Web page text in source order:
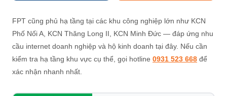
FPT cũng phủ hạ tầng tại các khu công nghiệp lớn như KCN
Phố Nối A, KCN Thăng Long II, KCN Minh Đức — đáp ứng nhu
cầu internet doanh nghiệp và hộ kinh doanh tại đây. Nếu cần
kiểm tra hạ tầng khu vực cụ thể, gọi hotline 0931 523 668 để
xác nhận nhanh nhất.